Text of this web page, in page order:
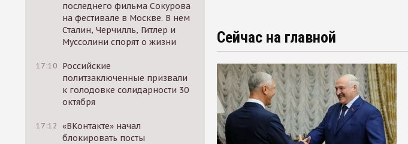
последнего фильма Сокурова
на фестивале в Москве. В нем
Сталин, Черчилль, Гитлер и
Муссолини спорят о жизни
17:10 Российские
политзаключенные призвали
к голодовке солидарности 30
октября
17:12 «ВКонтакте» начал
блокировать посты
Сейчас на главной